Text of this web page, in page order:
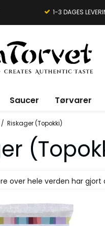
1-3 DAGES
Saucer Tørvarer
/ Riskager (Topokki)
over hele verden har